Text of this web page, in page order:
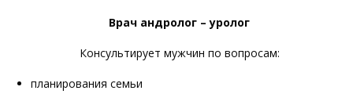
Врач андролог – уролог
Консультирует мужчин по вопросам:
планирования семьи